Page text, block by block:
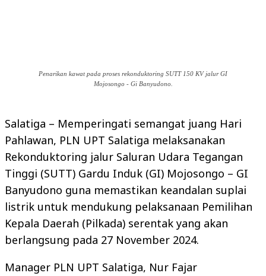
Penarikan kawat pada proses rekonduktoring SUTT 150 KV jalur GI
Mojosongo - Gi Banyudono.
Salatiga – Memperingati semangat juang Hari
Pahlawan, PLN UPT Salatiga melaksanakan
Rekonduktoring jalur Saluran Udara Tegangan
Tinggi (SUTT) Gardu Induk (GI) Mojosongo – GI
Banyudono guna memastikan keandalan suplai
listrik untuk mendukung pelaksanaan Pemilihan
Kepala Daerah (Pilkada) serentak yang akan
berlangsung pada 27 November 2024.
Manager PLN UPT Salatiga, Nur Fajar